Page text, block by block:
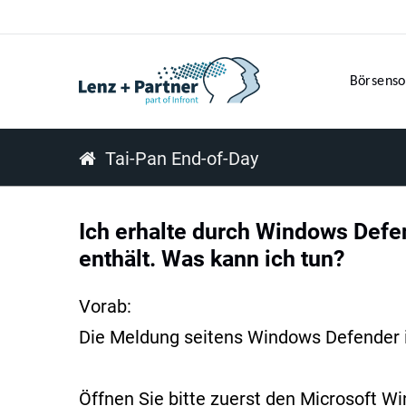
Tai-Pan End-of-Day
Ich erhalte durch Windows
enthält. Was kann ich tun?
Vorab:
Die Meldung seitens Windows
Öffnen Sie bitte zuerst den Microsoft